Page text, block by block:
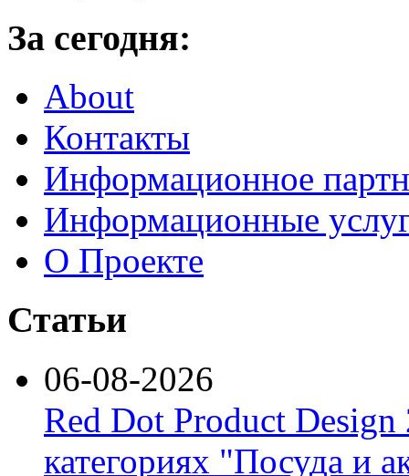
За сегодня:
About
Контакты
Информационное
Информационные
О Проекте
Статьи
06-08-2026
Red Dot Product Design
категориях "Посуда и